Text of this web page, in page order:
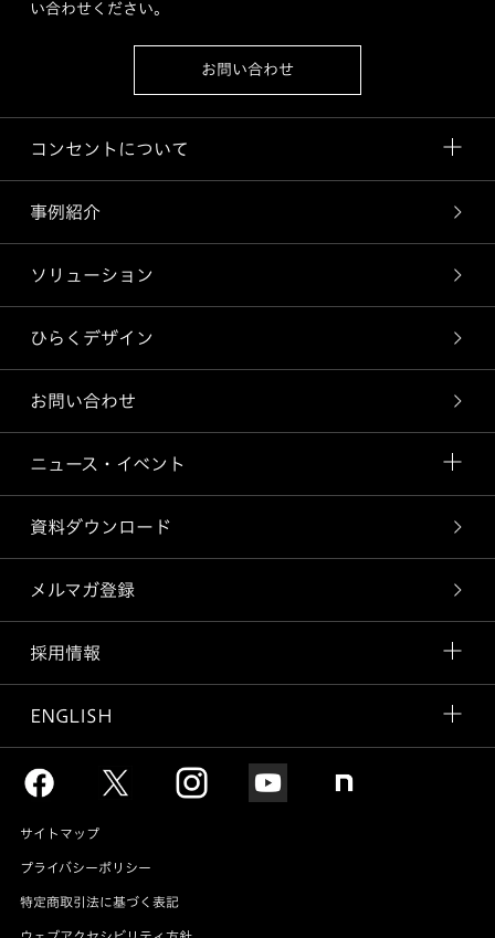
い合わせください。
お問い合わせ
コンセントについて
事例紹介
ソリューション
ひらくデザイン
お問い合わせ
ニュース・イベント
資料ダウンロード
メルマガ登録
採用情報
ENGLISH
サイトマップ
プライバシーポリシー
特定商取引法に基づく表記